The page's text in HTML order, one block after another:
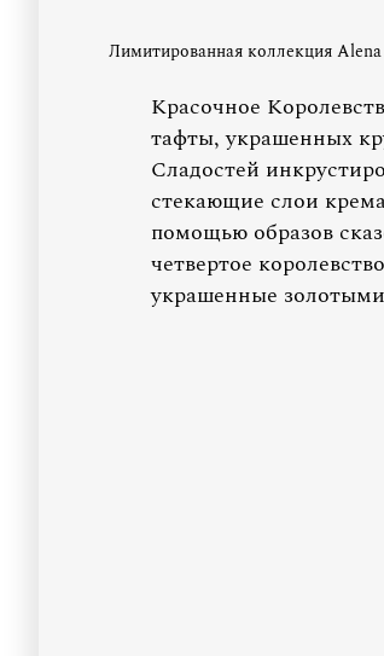
Лимитированная коллекция
Красочное
тафты, украшенных
Сладостей
стекающие слои
помощью образов
четвертое
украшенные